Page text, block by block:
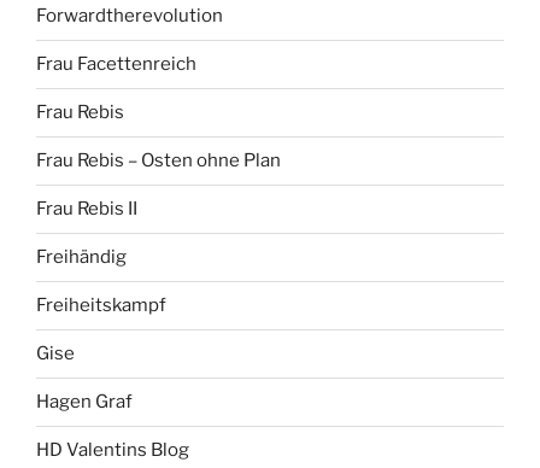
Forwardtherevolution
Frau Facettenreich
Frau Rebis
Frau Rebis – Osten ohne Plan
Frau Rebis II
Freihändig
Freiheitskampf
Gise
Hagen Graf
HD Valentins Blog